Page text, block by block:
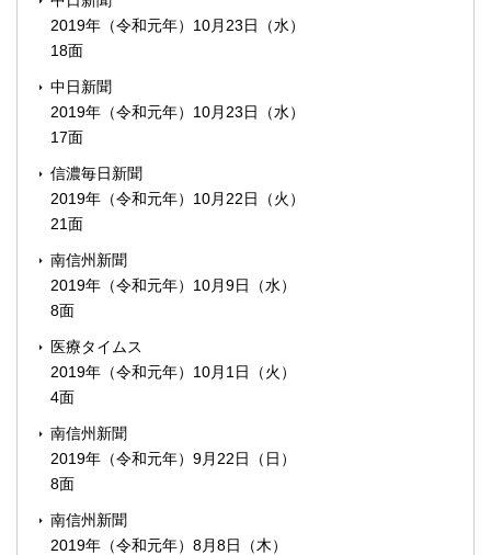
2019年（令和元年）10月23日（水）
18面
中日新聞
2019年（令和元年）10月23日（水）
17面
信濃毎日新聞
2019年（令和元年）10月22日（火）
21面
南信州新聞
2019年（令和元年）10月9日（水）
8面
医療タイムス
2019年（令和元年）10月1日（火）
4面
南信州新聞
2019年（令和元年）9月22日（日）
8面
南信州新聞
2019年（令和元年）8月8日（木）